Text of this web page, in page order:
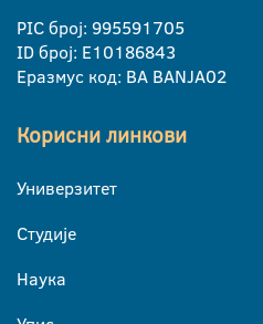
PIC број: 995591705
ID број: E10186843
Еразмус код: BA BANJA02
Корисни линкови
Универзитет
Студије
Наука